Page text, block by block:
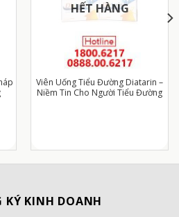
HẾT HÀNG
Viên Uống Tiểu Đường Diatarin –
Niềm Tin Cho Người Tiểu Đường
KINH DOANH